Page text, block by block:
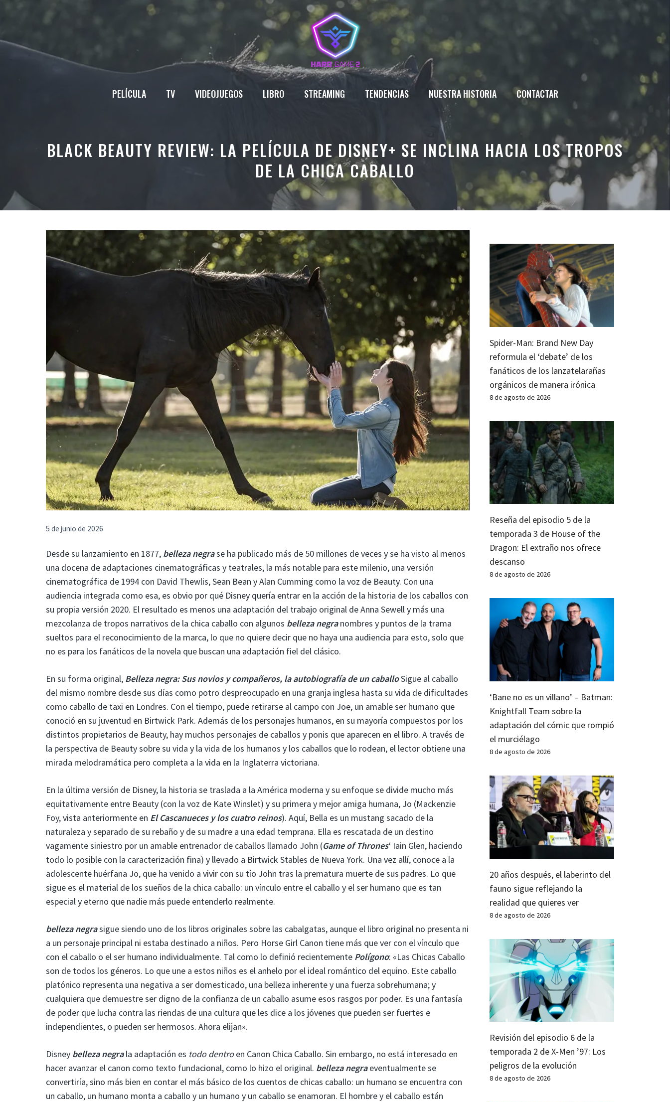
PELÍCULA TV VIDEOJUEGOS LIBRO STREAMING TENDENCIAS NUESTRA HISTORIA CONTACTAR
BLACK BEAUTY REVIEW: LA PELÍCULA DE DISNEY+ SE INCLINA HACIA LOS TROPOS
DE LA CHICA CABALLO
5 de junio de 2026
Desde su lanzamiento en 1877, belleza negrase ha publicado más de 50 millones de veces y se ha visto al menos
una docena de adaptaciones cinematográficas y teatrales, la más notable para este milenio, una versión
cinematográfica de 1994 con David Thewlis, Sean Bean y Alan Cumming como la voz de Beauty. Con una
audiencia integrada como esa, es obvio por qué Disney quería entrar en la acción de la historia de los caballos con
su propia versión 2020. El resultado es menos una adaptación del trabajo original de Anna Sewell y más una
mezcolanza de tropos narrativos de la chica caballo con algunos belleza negranombres y puntos de la trama
sueltos para el reconocimiento de la marca, lo que no quiere decir que no haya una audiencia para esto, solo que
no es para los fanáticos de la novela que buscan una adaptación fiel del clásico.
En su forma original, Belleza negra:Sus novios y compañeros, la autobiografía de un caballoSigue al caballo
del mismo nombre desde sus días como potro despreocupado en una granja inglesa hasta su vida de dificultades
como caballo de taxi en Londres. Con el tiempo, puede retirarse al campo con Joe, un amable ser humano que
conoció en su juventud en Birtwick Park. Además de los personajes humanos, en su mayoría compuestos por los
distintos propietarios de Beauty, hay muchos personajes de caballos y ponis que aparecen en el libro. A través de
la perspectiva de Beauty sobre su vida y la vida de los humanos y los caballos que lo rodean, el lector obtiene una
mirada melodramática pero completa a la vida en la Inglaterra victoriana.
En la última versión de Disney, la historia se traslada a la América moderna y su enfoque se divide mucho más
equitativamente entre Beauty (con la voz de Kate Winslet) y su primera y mejor amiga humana, Jo (Mackenzie
Foy, vista anteriormente en El Cascanueces y los cuatro reinos). Aquí, Bella es un mustang sacado de la
naturaleza y separado de su rebaño y de su madre a una edad temprana. Ella es rescatada de un destino
vagamente siniestro por un amable entrenador de caballos llamado John (Game of Thrones‘ Iain Glen, haciendo
todo lo posible con la caracterización fina) y llevado a Birtwick Stables de Nueva York. Una vez allí, conoce a la
adolescente huérfana Jo, que ha venido a vivir con su tío John tras la prematura muerte de sus padres. Lo que
sigue es el material de los sueños de la chica caballo: un vínculo entre el caballo y el ser humano que es tan
especial y eterno que nadie más puede entenderlo realmente.
belleza negrasigue siendo uno de los libros originales sobre las cabalgatas, aunque el libro original no presenta ni
a un personaje principal ni estaba destinado a niños. Pero Horse Girl Canon tiene más que ver con el vínculo que
con el caballo o el ser humano individualmente. Tal como lo definió recientemente Polígono: «Las Chicas Caballo
son de todos los géneros. Lo que une a estos niños es el anhelo por el ideal romántico del equino. Este caballo
platónico representa una negativa a ser domesticado, una belleza inherente y una fuerza sobrehumana; y
cualquiera que demuestre ser digno de la confianza de un caballo asume esos rasgos por poder. Es una fantasía
de poder que lucha contra las riendas de una cultura que les dice a los jóvenes que pueden ser fuertes e
independientes, o pueden ser hermosos. Ahora elijan».
Disney belleza negrala adaptación es todo dentroen Canon Chica Caballo. Sin embargo, no está interesado en
hacer avanzar el canon como texto fundacional, como lo hizo el original. belleza negraeventualmente se
convertiría, sino más bien en contar el más básico de los cuentos de chicas caballo: un humano se encuentra con
un caballo, un humano monta a caballo y un humano y un caballo se enamoran. El hombre y el caballo están
Spider-Man: Brand New Day
reformula el ‘debate’ de los
fanáticos de los lanzatelarañas
orgánicos de manera irónica
8 de agosto de 2026
Reseña del episodio 5 de la
temporada 3 de House of the
Dragon: El extraño nos ofrece
descanso
8 de agosto de 2026
‘Bane no es un villano’ – Batman:
Knightfall Team sobre la
adaptación del cómic que rompió
el murciélago
8 de agosto de 2026
20 años después, el laberinto del
fauno sigue reflejando la
realidad que quieres ver
8 de agosto de 2026
Revisión del episodio 6 de la
temporada 2 de X-Men ’97: Los
peligros de la evolución
8 de agosto de 2026